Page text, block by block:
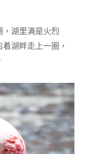
湖里满是火烈
湖畔走上一圈，